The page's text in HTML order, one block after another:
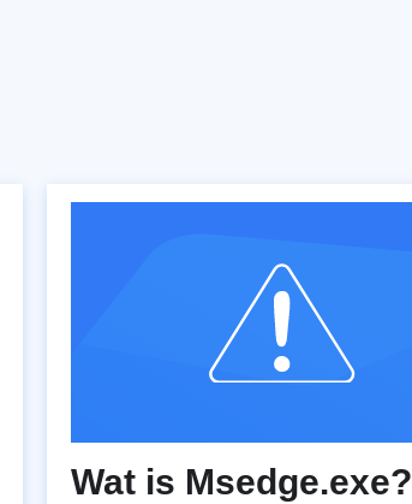
Wat is Msedge.exe?